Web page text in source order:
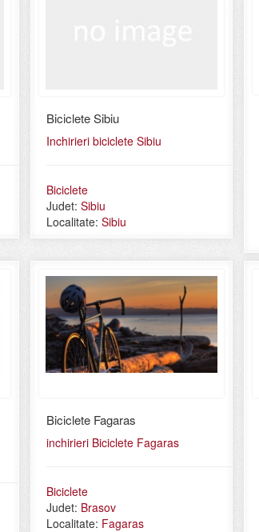
Biciclete Sibiu
Inchirieri biciclete Sibiu
Biciclete
Judet: Sibiu
Localitate: Sibiu
Biciclete Fagaras
inchirieri Biciclete Fagaras
Biciclete
Judet: Brasov
Localitate: Fagaras